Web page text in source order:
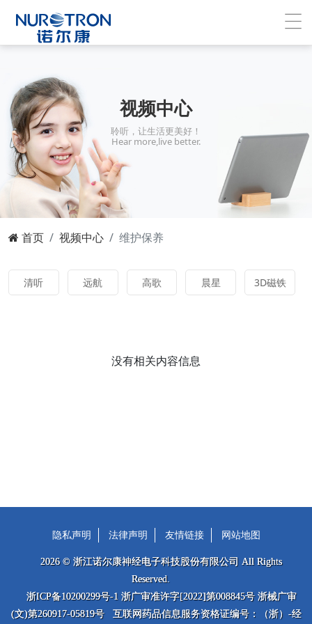
视频中心
聆听，让生活更美好！
Hear more,live better.
首页 视频中心 维护保养
清听 远航 高歌 晨星 3D磁铁
没有相关内容信息
隐私声明 法律声明 友情链接 网站地图
2026 © 浙江诺尔康神经电子科技股份有限公司 All Rights
Reserved.
浙ICP备10200299号-1 浙广审准许字[2022]第008845号 浙械广审
(文)第260917-05819号 互联网药品信息服务资格证编号：（浙）-经